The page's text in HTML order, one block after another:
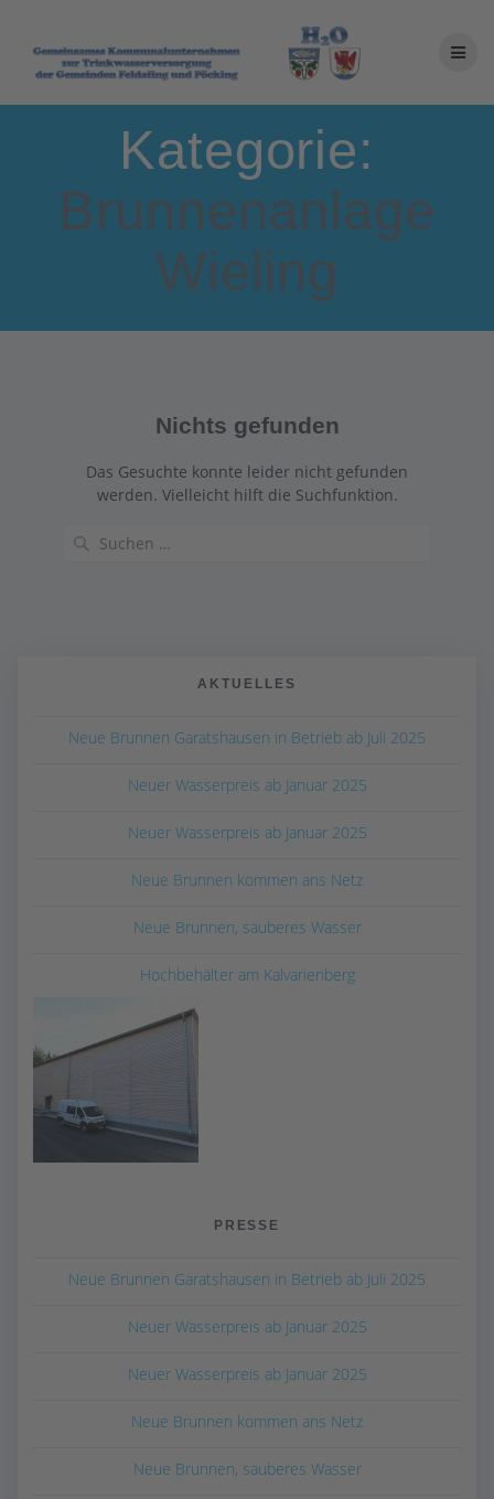
springen
Kategorie:
Brunnenanlage
Wieling
Nichts gefunden
Das Gesuchte konnte leider nicht gefunden
werden. Vielleicht hilft die Suchfunktion.
AKTUELLES
Neue Brunnen Garatshausen in Betrieb ab Juli 2025
Neuer Wasserpreis ab Januar 2025
Neuer Wasserpreis ab Januar 2025
Neue Brunnen kommen ans Netz
Neue Brunnen, sauberes Wasser
Hochbehälter am Kalvarienberg
PRESSE
Neue Brunnen Garatshausen in Betrieb ab Juli 2025
Neuer Wasserpreis ab Januar 2025
Neuer Wasserpreis ab Januar 2025
Neue Brunnen kommen ans Netz
Neue Brunnen, sauberes Wasser